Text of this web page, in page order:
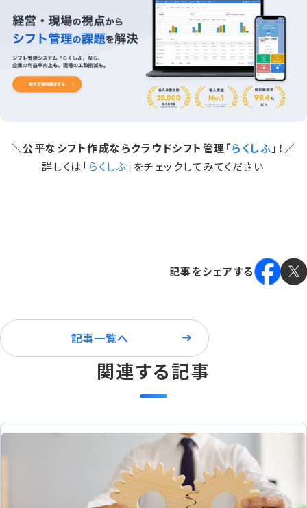
＼公平なシフト作成ならクラウドシフト管理「らくしふ 」！／
詳しくは「らくしふ 」をチェックしてみてください
記事をシェアする
記事一覧へ
関連する記事